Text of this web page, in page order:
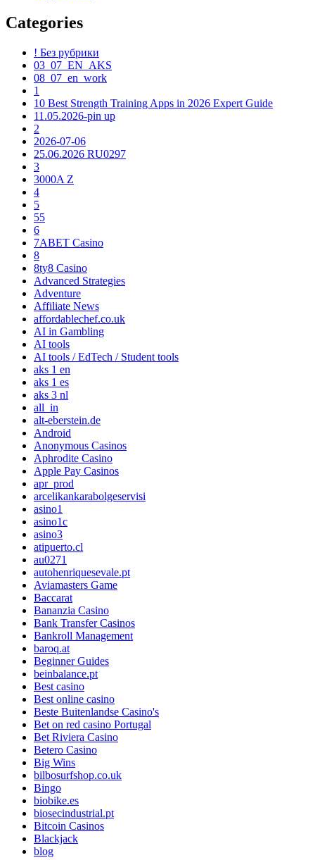
Categories
! Без рубрики
03_07_EN_AKS
08_07_en_work
1
10 Best Strength Training Apps in 2026 Expert Guide
11.05.2026-pin up
2
2026-07-06
25.06.2026 RU0297
3
3000A Z
4
5
55
6
7ABET Casino
8
8ty8 Casino
Advanced Strategies
Adventure
Affiliate News
affordablechef.co.uk
AI in Gambling
AI tools
AI tools / EdTech / Student tools
aks 1 en
aks 1 es
aks 3 nl
all_in
alt-eberstein.de
Android
Anonymous Casinos
Aphrodite Casino
Apple Pay Casinos
apr_prod
arcelikankarabolgeservisi
asino1
asino1c
asino3
atipuerto.cl
au0271
autohenriquesevale.pt
Aviamasters Game
Baccarat
Bananzia Casino
Bank Transfer Casinos
Bankroll Management
baroq.at
Beginner Guides
beinbalance.pt
Best casino
Best online casino
Beste Buitenlandse Casino's
Bet on red casino Portugal
Bet Riviera Casino
Betero Casino
Big Wins
bilbosurfshop.co.uk
Bingo
biobike.es
biosecindustrial.pt
Bitcoin Casinos
Blackjack
blog